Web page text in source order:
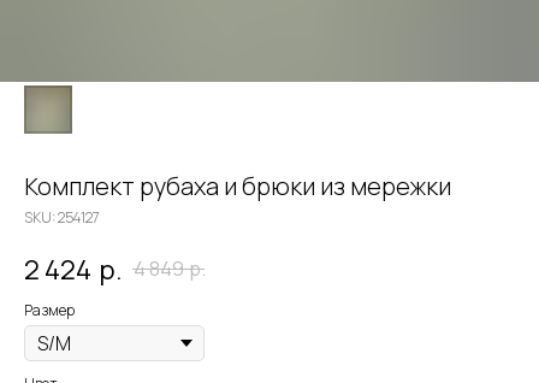
Комплект рубаха и брюки из мережки
SKU:254127
2 424 р. 4 849р.
Размер